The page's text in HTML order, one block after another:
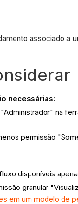
associado a
necessárias:
na
permissão
disponíveis
granular
em um modelo de